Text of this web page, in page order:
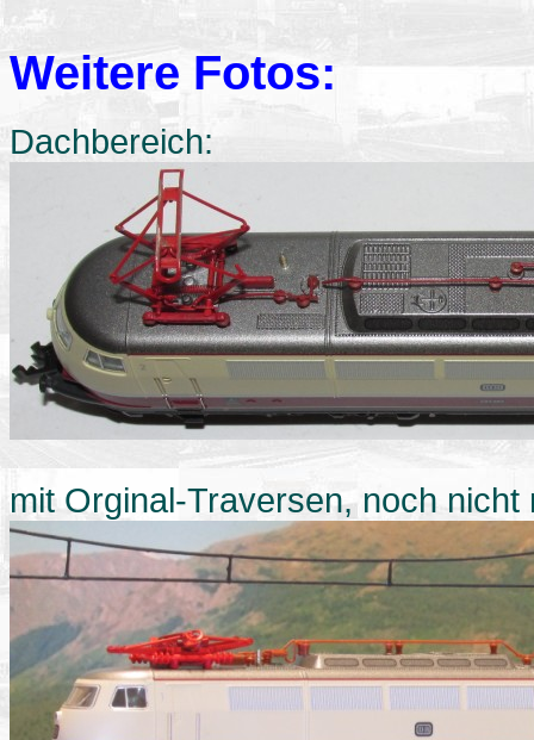
Weitere Fotos:
Dachbereich:
mit Orginal-Traversen, noch nicht